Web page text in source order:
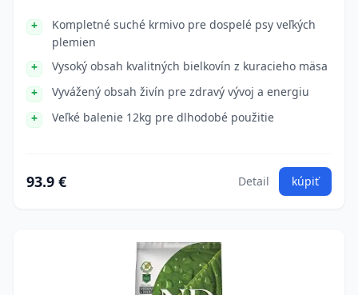
Kompletné suché krmivo pre dospelé psy veľkých
plemien
Vysoký obsah kvalitných bielkovín z kuracieho mäsa
Vyvážený obsah živín pre zdravý vývoj a energiu
Veľké balenie 12kg pre dlhodobé použitie
93.9 € Detail kúpiť